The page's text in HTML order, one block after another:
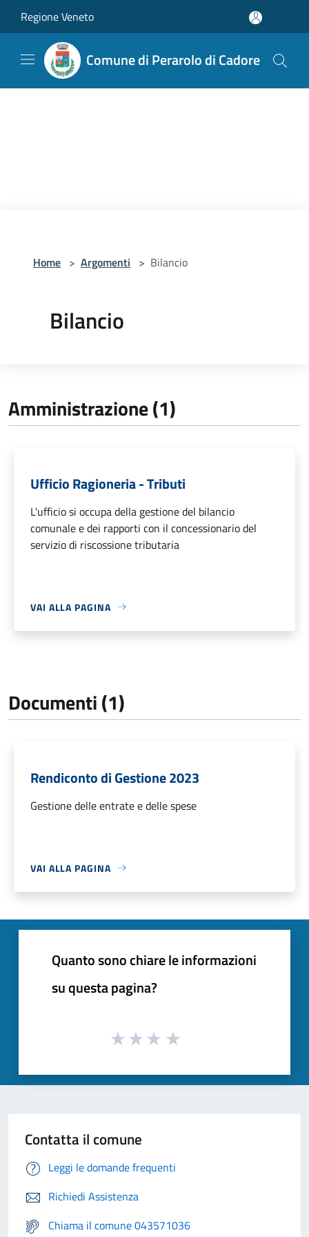
Regione Veneto
Comune di Perarolo di Cadore
Home > Argomenti > Bilancio
Bilancio
Amministrazione (1)
Ufficio Ragioneria - Tributi
L'ufficio si occupa della gestione del bilancio
comunale e dei rapporti con il concessionario del
servizio di riscossione tributaria
VAI ALLA PAGINA
Documenti (1)
Rendiconto di Gestione 2023
Gestione delle entrate e delle spese
VAI ALLA PAGINA
Quanto sono chiare le informazioni
su questa pagina?
Contatta il comune
Leggi le domande frequenti
Richiedi Assistenza
Chiama il comune 043571036